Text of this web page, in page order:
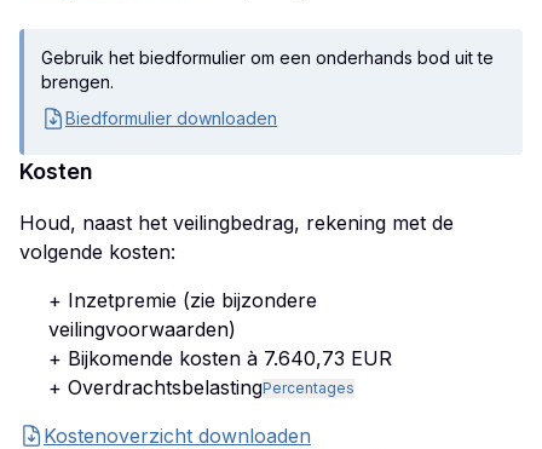
Gebruik het biedformulier om een onderhands bod uit te
brengen.
Biedformulier downloaden
Kosten
Houd, naast het veilingbedrag, rekening met de
volgende kosten:
+ Inzetpremie (zie bijzondere
veilingvoorwaarden)
+ Bijkomende kosten à 7.640,73 EUR
+ OverdrachtsbelastingPercentages
Kostenoverzicht downloaden